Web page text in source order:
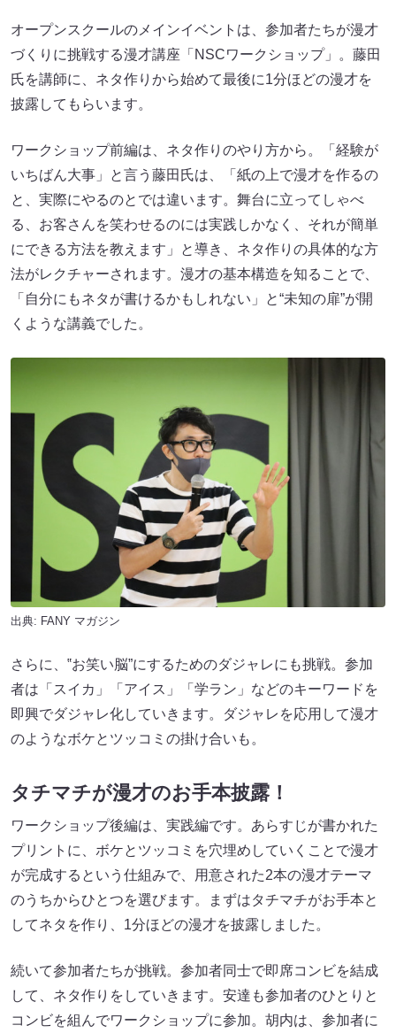
オープンスクールのメインイベントは、参加者たちが漫才
づくりに挑戦する漫才講座「NSCワークショップ」。藤田
氏を講師に、ネタ作りから始めて最後に1分ほどの漫才を
披露してもらいます。
ワークショップ前編は、ネタ作りのやり方から。「経験が
いちばん大事」と言う藤田氏は、「紙の上で漫才を作るの
と、実際にやるのとでは違います。舞台に立ってしゃべ
る、お客さんを笑わせるのには実践しかなく、それが簡単
にできる方法を教えます」と導き、ネタ作りの具体的な方
法がレクチャーされます。漫才の基本構造を知ることで、
「自分にもネタが書けるかもしれない」と“未知の扉”が開
くような講義でした。
出典: FANY マガジン
さらに、‟お笑い脳”にするためのダジャレにも挑戦。参加
者は「スイカ」「アイス」「学ラン」などのキーワードを
即興でダジャレ化していきます。ダジャレを応用して漫才
のようなボケとツッコミの掛け合いも。
タチマチが漫才のお手本披露！
ワークショップ後編は、実践編です。あらすじが書かれた
プリントに、ボケとツッコミを穴埋めしていくことで漫才
が完成するという仕組みで、用意された2本の漫才テーマ
のうちからひとつを選びます。まずはタチマチがお手本と
してネタを作り、1分ほどの漫才を披露しました。
続いて参加者たちが挑戦。参加者同士で即席コンビを結成
して、ネタ作りをしていきます。安達も参加者のひとりと
コンビを組んでワークショップに参加。胡内は、参加者に